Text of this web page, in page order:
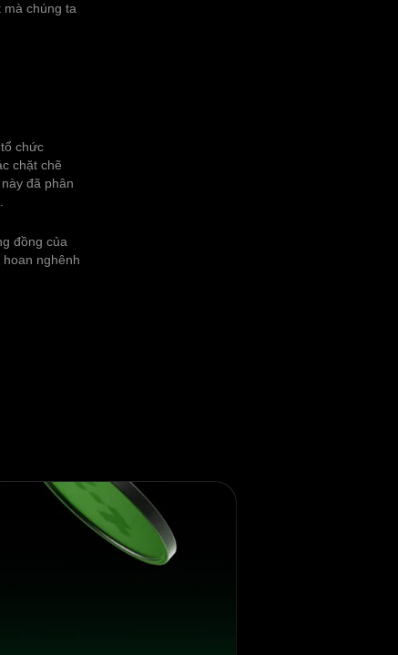
mà chúng ta
chức
chặt chẽ
đã phân
đồng của
nghênh